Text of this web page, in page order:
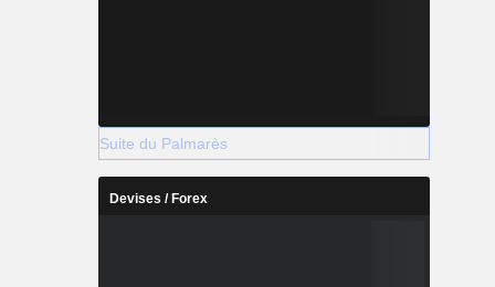
Suite du Palmarès
Devises / Forex